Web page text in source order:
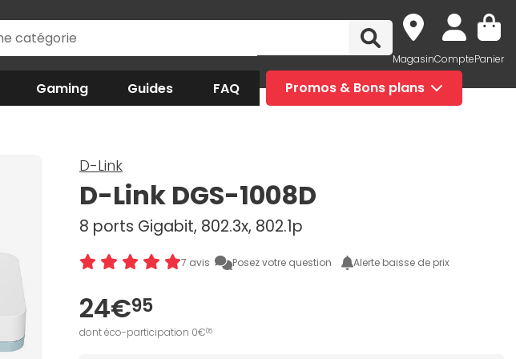
MagasinComptePanier
Gaming Guides FAQ Promos & Bons plans
D-Link
D-Link DGS-1008D
8 ports Gigabit, 802.3x, 802.1p
7 avis Posez votre question Alerte baisse de prix
24€95
dont éco-participation 0€05